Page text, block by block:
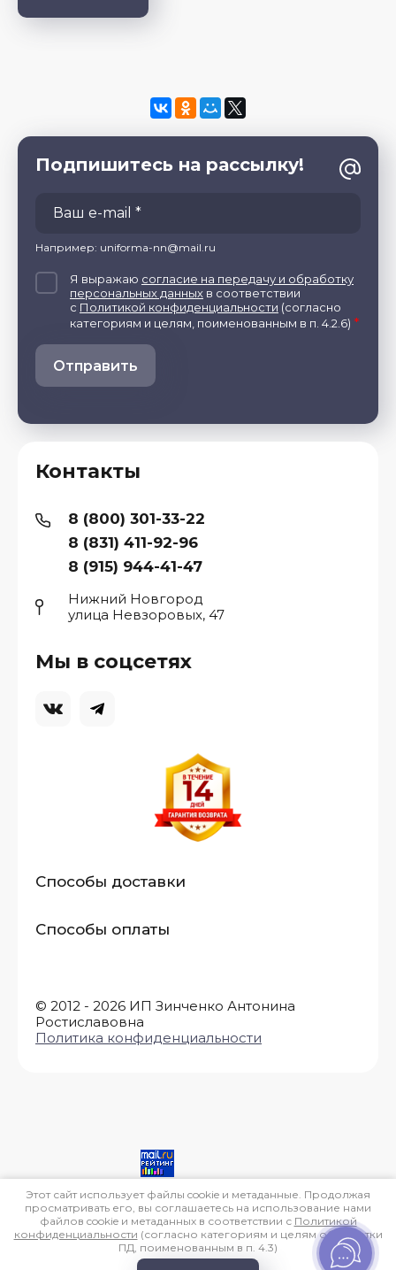
© 2012 - 2026 ИП Зинченко Антонина
Ростиславовна
Политика конфиденциальности
Контакты
8 (800) 301-33-22
8 (831) 411-92-96
8 (915) 944-41-47
Нижний Новгород
улица Невзоровых, 47
Мы в соцсетях
Способы доставки
Способы оплаты
Подпишитесь на рассылку!
Например: uniforma-nn@mail.ru
Я выражаю согласие на передачу и обработку
персональных данных в соответствии
с Политикой конфиденциальности (согласно
категориям и целям, поименованным в п. 4.2.6) *
Отправить
E-mail адрес: *
Этот сайт использует файлы cookie и метаданные. Продолжая
просматривать его, вы соглашаетесь на использование нами
файлов cookie и метаданных в соответствии с Политикой
конфиденциальности (согласно категориям и целям обработки
ПД, поименованным в п. 4.3)